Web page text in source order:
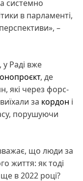
системно
в парламенті,
–
у Раді вже
, де
які через форс-
за кордон і
порушуючи
що люди за
життя: як тоді
в 2022 році?